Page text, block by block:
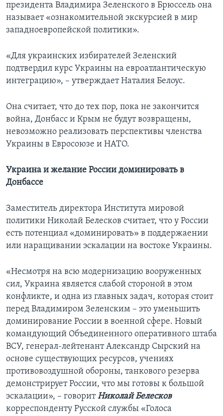
президента Владимира Зеленского в Брюссель она
называет «ознакомительной экскурсией в мир
западноевропейской политики».
«Для украинских избирателей Зеленский
подтвердил курс Украины на евроатлантическую
интеграцию», – утверждает Наталия Белоус.
Она считает, что до тех пор, пока не закончится
война, Донбасс и Крым не будут возвращены,
невозможно реализовать перспективы членства
Украины в Евросоюзе и НАТО.
Украина и желание России доминировать в
Донбассе
Заместитель директора Института мировой
политики Николай Белесков считает, что у России
есть потенциал «доминировать» в поддержаении
или наращивании эскалации на востоке Украины.
«Несмотря на всю модернизацию вооруженных
сил, Украина является слабой стороной в этом
конфликте, и одна из главных задач, которая стоит
перед Владимиром Зеленским – это уменьшить
доминирование России в военной сфере. Новый
командующий Объединенного оперативного штаба
ВСУ, генерал-лейтенант Александр Сырский на
основе существующих ресурсов, учениях
противовоздушной обороны, танкового резерва
демонстрирует России, что мы готовы к большой
эскалации», – говоритНиколай Белесков
корреспонденту Русской службы «Голоса